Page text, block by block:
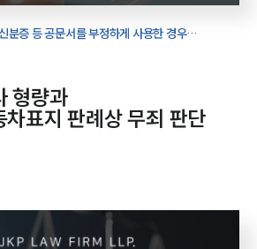
분증 등 공문서를 부정하게 사용한 경우
형량과
표지 판례상 무죄 판단